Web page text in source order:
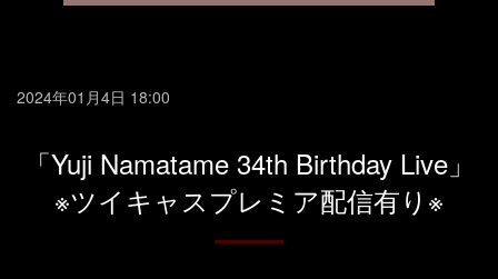
2024年01月4日 18:00
「Yuji Namatame 34th Birthday Live」
※ツイキャスプレミア配信有り※